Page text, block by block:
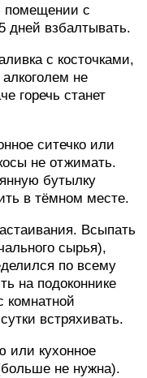
помещении с
дней взбалтывать.
с косточками,
не
горечь станет
ситечко или
не отжимать.
бутылку
в тёмном месте.
Всыпать
сырья),
по всему
на подоконнике
комнатной
встряхивать.
или кухонное
не нужна).